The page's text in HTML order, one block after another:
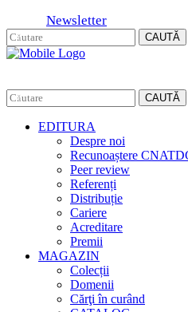
Newsletter
CAUTĂ
CAUTĂ
EDITURA
Despre noi
Recunoaștere
Peer review
Referenți
Distribuție
Cariere
Acreditare
Premii
MAGAZIN
Colecții
Domenii
Cărţi în curând